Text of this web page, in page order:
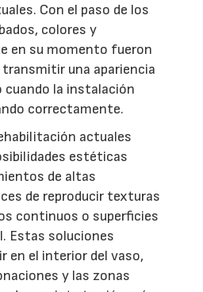
Con el paso de los
colores y
en su momento fueron
una apariencia
cuando la instalación
correctamente.
actuales
estéticas
de altas
de reproducir texturas
continuos o superficies
Estas soluciones
en el interior del vaso,
y las zonas